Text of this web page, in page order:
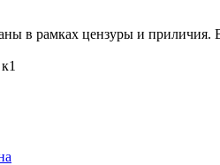
в рамках цензуры и приличия.